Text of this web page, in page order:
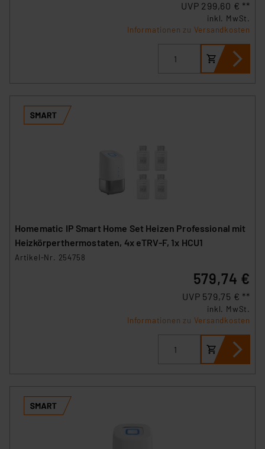
UVP 299,60 € **
inkl. MwSt.
Informationen zu Versandkosten
Homematic IP Smart Home Set Heizen Professional mit
Heizkörperthermostaten, 4x eTRV-F, 1x HCU1
Artikel-Nr. 254758
579,74 €
UVP 579,75 € **
inkl. MwSt.
Informationen zu Versandkosten